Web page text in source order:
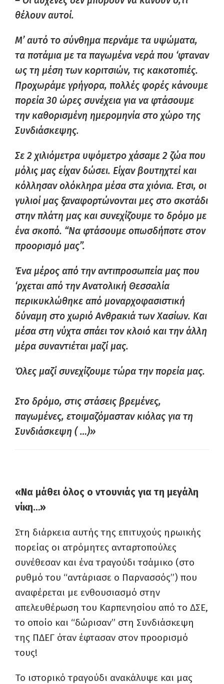
θέλουν αυτοί.
Μ’ αυτό το σύνθημα περνάμε τα υψώματα,
τα ποτάμια με τα παγωμένα νερά που ‘φταναν
ως τη μέση των κοριτσιών, τις κακοτοπιές.
Προχωράμε γρήγορα, πολλές φορές κάνουμε
πορεία 30 ώρες συνέχεια για να φτάσουμε
την καθορισμένη ημερομηνία στο χώρο της
Συνδιάσκεψης.
Σε 2 χιλιόμετρα υψόμετρο χάσαμε 2 ζώα που
μόλις μας είχαν δώσει. Είχαν βουτηχτεί και
κόλλησαν ολόκληρα μέσα στα χιόνια. Ετσι, οι
γυλιοί μας ξαναφορτώνονται μες στο σκοτάδι
στην πλάτη μας και συνεχίζουμε το δρόμο με
ένα σκοπό. “Να φτάσουμε οπωσδήποτε στον
προορισμό μας”.
Ένα μέρος από την αντιπροσωπεία μας που
‘ρχεται από την Ανατολική Θεσσαλία
περικυκλώθηκε από μοναρχοφασιστική
δύναμη στο χωριό Ανθρακιά των Χασίων. Και
μέσα στη νύχτα σπάει τον κλοιό και την άλλη
μέρα συναντιέται μαζί μας.
Όλες μαζί συνεχίζουμε τώρα την πορεία μας.
Στο δρόμο, στις στάσεις βρεμένες,
παγωμένες, ετοιμαζόμασταν κιόλας για τη
Συνδιάσκεψη ( …)»
«Να μάθει όλος ο ντουνιάς για τη μεγάλη
νίκη…»
Στη διάρκεια αυτής της επιτυχούς ηρωικής
πορείας οι ατρόμητες ανταρτοπούλες
συνέθεσαν και ένα τραγούδι τσάμικο (στο
ρυθμό του “αντάριασε ο Παρνασσός”) που
αναφέρεται με ενθουσιασμό στην
απελευθέρωση του Καρπενησίου από το ΔΣΕ,
το οποίο και “δώρισαν” στη Συνδιάσκεψη
της ΠΔΕΓ όταν έφτασαν στον προορισμό
τους!
Το ιστορικό τραγούδι ανακάλυψε και μας